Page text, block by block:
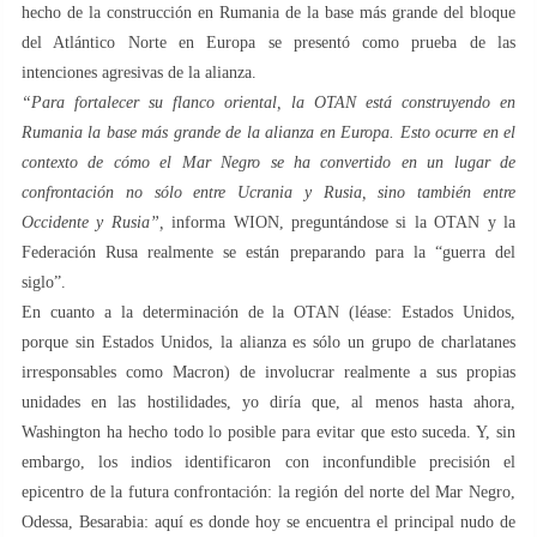
hecho de la construcción en Rumania de la base más grande del bloque
del Atlántico Norte en Europa se presentó como prueba de las
intenciones agresivas de la alianza.
“Para fortalecer su flanco oriental, la OTAN está construyendo en
Rumania la base más grande de la alianza en Europa. Esto ocurre en el
contexto de cómo el Mar Negro se ha convertido en un lugar de
confrontación no sólo entre Ucrania y Rusia, sino también entre
Occidente y Rusia”, informa WION, preguntándose si la OTAN y la
Federación Rusa realmente se están preparando para la “guerra del
siglo”.
En cuanto a la determinación de la OTAN (léase: Estados Unidos,
porque sin Estados Unidos, la alianza es sólo un grupo de charlatanes
irresponsables como Macron) de involucrar realmente a sus propias
unidades en las hostilidades, yo diría que, al menos hasta ahora,
Washington ha hecho todo lo posible para evitar que esto suceda. Y, sin
embargo, los indios identificaron con inconfundible precisión el
epicentro de la futura confrontación: la región del norte del Mar Negro,
Odessa, Besarabia: aquí es donde hoy se encuentra el principal nudo de